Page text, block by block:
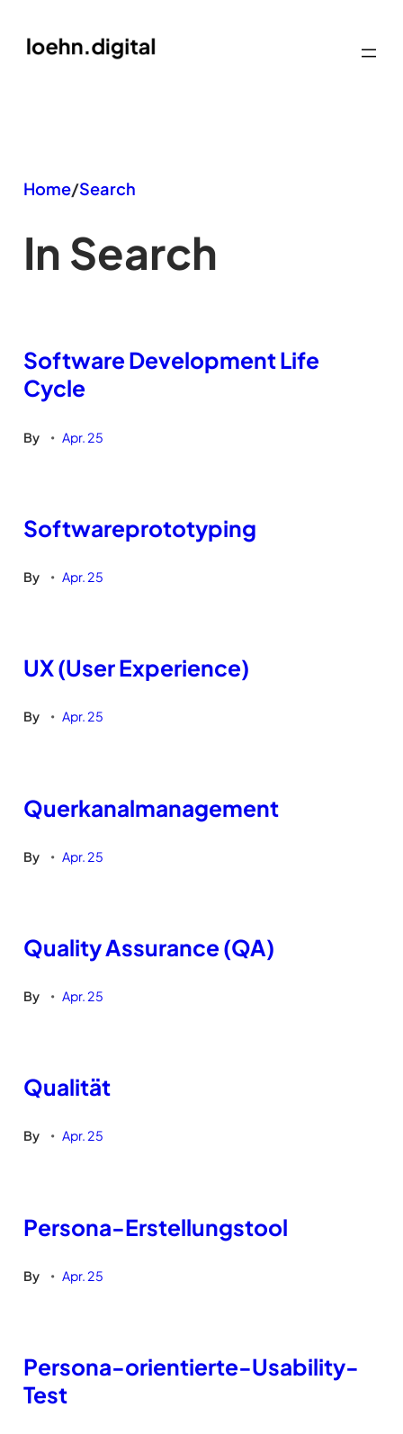
Inhalt
Home/Search
In Search
Software Development Life
Cycle
By • Apr. 25
Softwareprototyping
By • Apr. 25
UX (User Experience)
By • Apr. 25
Querkanalmanagement
By • Apr. 25
Quality Assurance (QA)
By • Apr. 25
Qualität
By • Apr. 25
Persona-Erstellungstool
By • Apr. 25
Persona-orientierte-Usability-
Test